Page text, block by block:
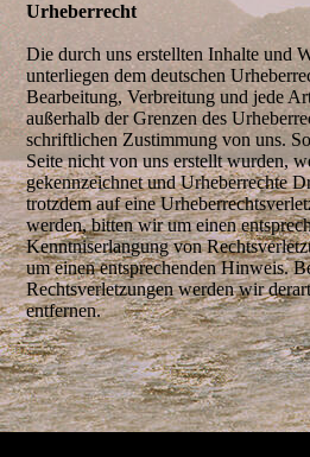
Urheberrecht
Die durch uns erstellten Inhalte und
unterliegen dem deutschen
Bearbeitung, Verbreitung und jede
außerhalb der Grenzen des
schriftlichen Zustimmung von uns.
Seite nicht von uns erstellt wurden,
gekennzeichnet und Urheberrechte
trotzdem auf eine
werden, bitten wir um einen
Kenntniserlangung von
um einen entsprechenden Hinweis.
Rechtsverletzungen werden wir
entfernen.